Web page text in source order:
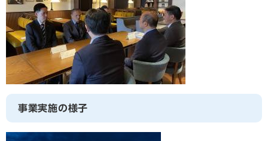
事業実施の様子